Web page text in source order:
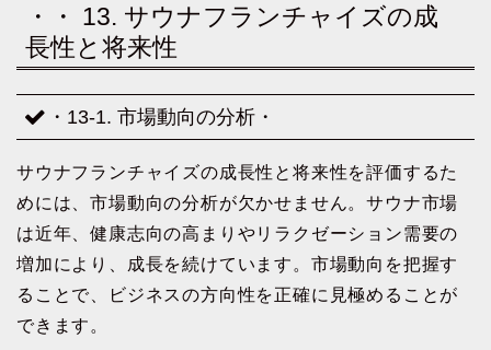
・・ 13. サウナフランチャイズの成
長性と将来性
・13-1. 市場動向の分析・
サウナフランチャイズの成長性と将来性を評価するた
めには、市場動向の分析が欠かせません。サウナ市場
は近年、健康志向の高まりやリラクゼーション需要の
増加により、成長を続けています。市場動向を把握す
ることで、ビジネスの方向性を正確に見極めることが
できます。